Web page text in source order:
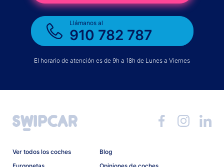
Llámanos al
910 782 787
El horario de atención es de 9h a 18h de Lunes a Viernes
Ver todos los coches
Blog